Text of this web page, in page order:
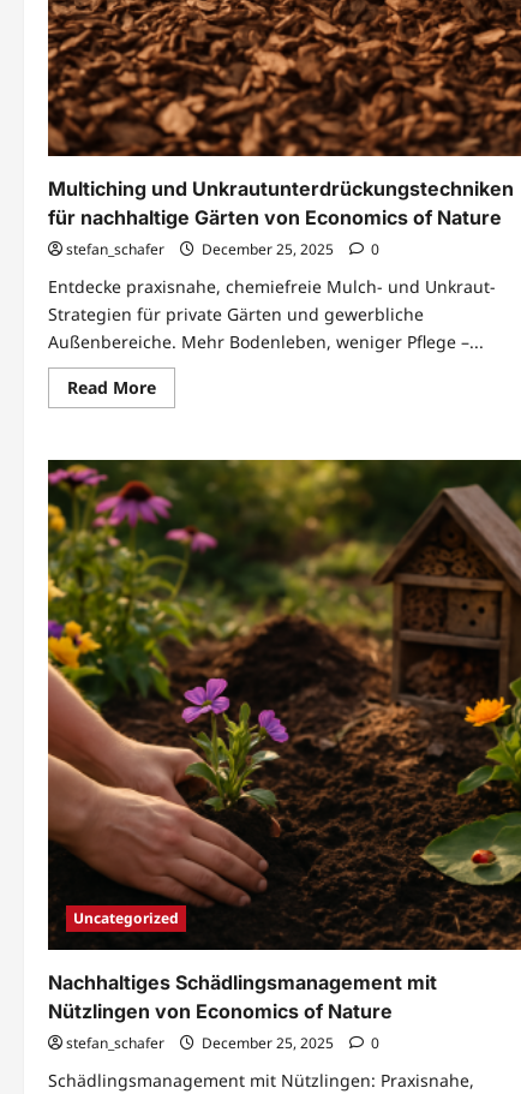
Multiching und Unkrautunterdrückungstechniken
für nachhaltige Gärten von Economics of Nature
stefan_schafer December 25, 2025 0
Entdecke praxisnahe, chemiefreie Mulch- und Unkraut-
Strategien für private Gärten und gewerbliche
Außenbereiche. Mehr Bodenleben, weniger Pflege –...
Read MoreRead
more
Unkrautunterdrückungstechniken
für
nachhaltige
Gärten
von
Economics
of
Nature
Uncategorized
Nachhaltiges Schädlingsmanagement mit
Nützlingen von Economics of Nature
stefan_schafer December 25, 2025 0
Schädlingsmanagement mit Nützlingen: Praxisnahe,